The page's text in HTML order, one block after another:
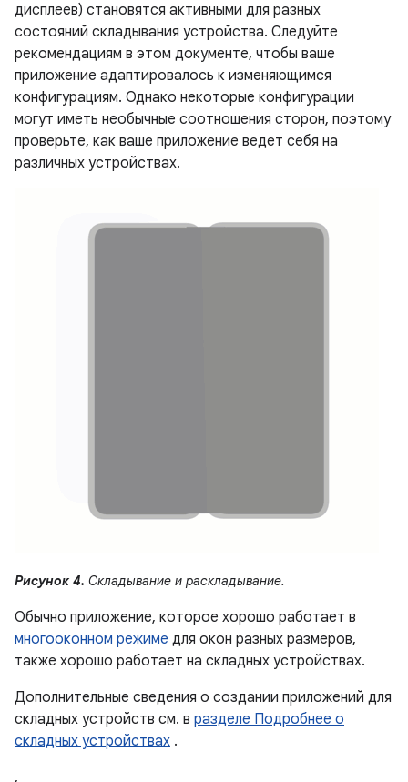
дисплеев) становятся активными для разных
состояний складывания устройства. Следуйте
рекомендациям в этом документе, чтобы ваше
приложение адаптировалось к изменяющимся
конфигурациям. Однако некоторые конфигурации
могут иметь необычные соотношения сторон, поэтому
проверьте, как ваше приложение ведет себя на
различных устройствах.
Рисунок 4. Складывание и раскладывание.
Обычно приложение, которое хорошо работает в
многооконном режиме для окон разных размеров,
также хорошо работает на складных устройствах.
Дополнительные сведения о создании приложений для
складных устройств см. в разделе Подробнее о
складных устройствах .
,